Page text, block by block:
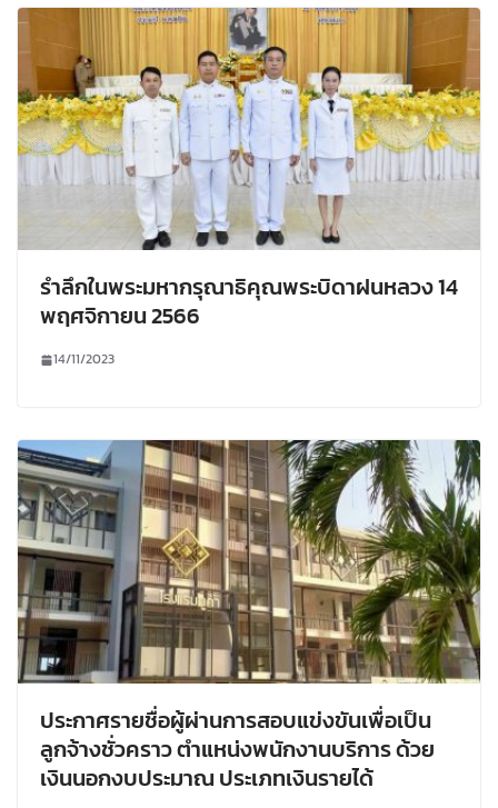
รำลึกในพระมหากรุณาธิคุณพระบิดาฝนหลวง 14
พฤศจิกายน 2566
14/11/2023
ประกาศรายชื่อผู้ผ่านการสอบแข่งขันเพื่อเป็น
ลูกจ้างชั่วคราว ตำแหน่งพนักงานบริการ ด้วย
เงินนอกงบประมาณ ประเภทเงินรายได้